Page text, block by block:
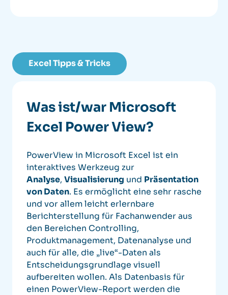
Excel Tipps & Tricks
Was ist/war Microsoft
Excel Power View?
PowerView in Microsoft Excel ist ein
interaktives Werkzeug zur
Analyse, Visualisierung und Präsentation
von Daten. Es ermöglicht eine sehr rasche
und vor allem leicht erlernbare
Berichterstellung für Fachanwender aus
den Bereichen Controlling,
Produktmanagement, Datenanalyse und
auch für alle, die „live“-Daten als
Entscheidungsgrundlage visuell
aufbereiten wollen. Als Datenbasis für
einen PowerView-Report werden die